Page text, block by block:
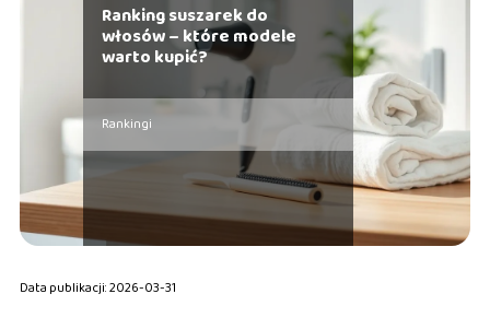
Ranking suszarek do
włosów – które modele
warto kupić?
Rankingi
Data publikacji: 2026-03-31